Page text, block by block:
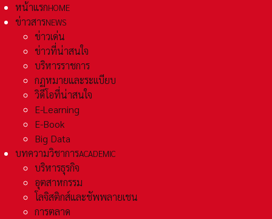
หน้าแรกHOME
ข่าวสารNEWS
ข่าวเด่น
ข่าวที่น่าสนใจ
บริหารราชการ
กฏหมายและระเเบียบ
วิดีโอที่น่าสนใจ
E-Learning
E-Book
Big Data
บทความวิชาการACADEMIC
บริหารธุรกิจ
อุตสาหกรรม
โลจิสติกส์และชัพพลายเชน
การตลาด